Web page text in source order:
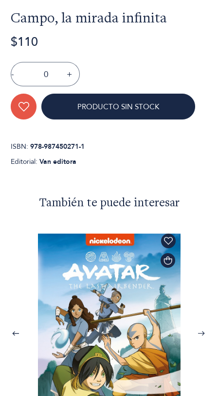
Campo, la mirada infinita
$110
- +
PRODUCTO SIN STOCK
ISBN:978-987450271-1
Editorial:Van editora
También te puede interesar